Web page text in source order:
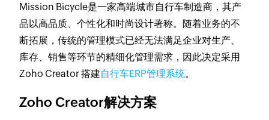
Mission Bicycle是一家高端城市自行车制造商，其产
品以高品质、个性化和时尚设计著称。随着业务的不
断拓展，传统的管理模式已经无法满足企业对生产、
库存、销售等环节的精细化管理需求，因此决定采用
Zoho Creator 搭建自行车ERP管理系统。
Zoho Creator解决方案